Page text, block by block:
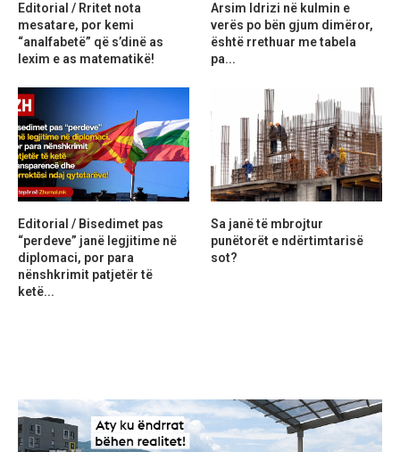
Editorial / Rritet nota
mesatare, por kemi
“analfabetë” që s’dinë as
lexim e as matematikë!
Arsim Idrizi në kulmin e
verës po bën gjum dimëror,
është rrethuar me tabela
pa...
Editorial / Bisedimet pas
“perdeve” janë legjitime në
diplomaci, por para
nënshkrimit patjetër të
ketë...
Sa janë të mbrojtur
punëtorët e ndërtimtarisë
sot?